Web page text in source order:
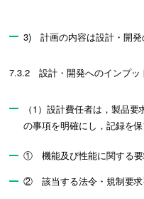
3) 計画の内容は設計・開発
7.3.2 設計・開発へのインプッ
（1）設計費任者は，製品
の事項を明確にし，記録を保
① 機能及び性能に関する要
② 該当する法令・規制要求